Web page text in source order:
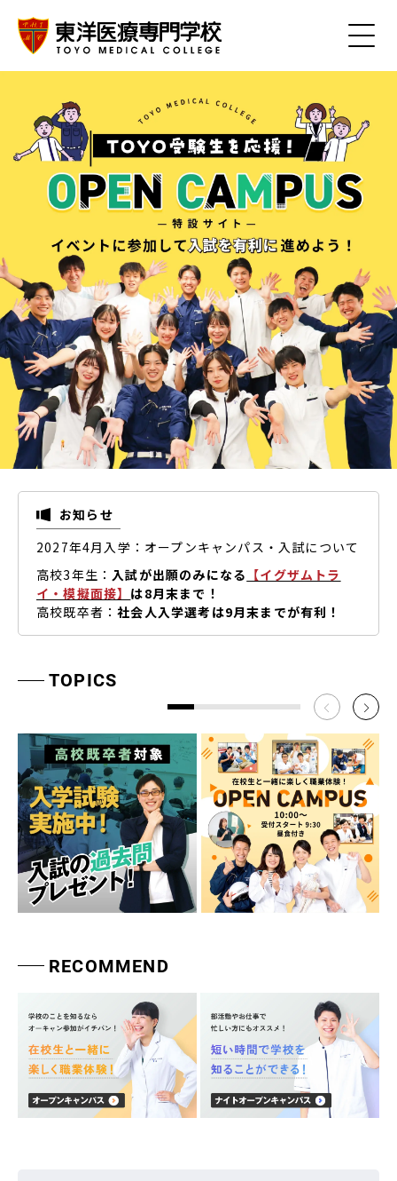
お知らせ
2027年4月入学：オープンキャンパス・入試について
高校3年生：入試が出願のみになる 【イグザムトラ
イ・模擬面接】 は8月末まで！
高校既卒者：社会人入学選考は9月末までが有利！
TOPICS
RECOMMEND